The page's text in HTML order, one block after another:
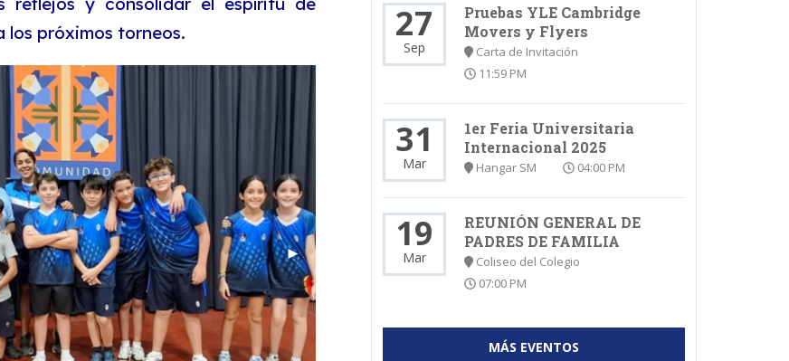
27
Sep
Pruebas YLE Cambridge
Movers y Flyers
Carta de Invitación
11:59 PM
31
Mar
1er Feria Universitaria
Internacional 2025
Hangar SM 04:00 PM
19
Mar
REUNIÓN GENERAL DE
PADRES DE FAMILIA
Coliseo del Colegio
07:00 PM
MÁS EVENTOS